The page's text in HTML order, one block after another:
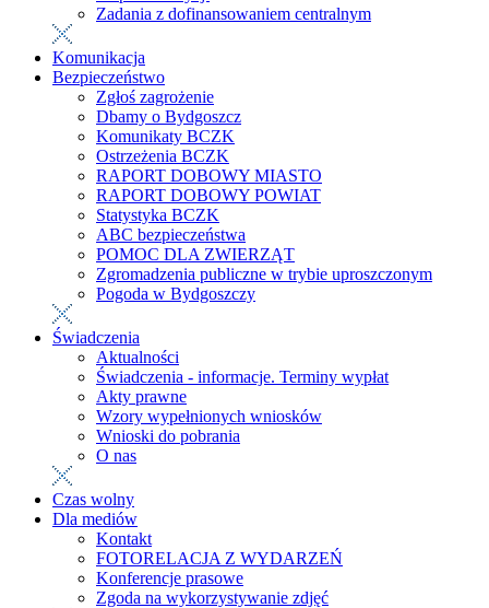
Zadania z dofinansowaniem centralnym
Komunikacja
Bezpieczeństwo
Zgłoś zagrożenie
Dbamy o Bydgoszcz
Komunikaty BCZK
Ostrzeżenia BCZK
RAPORT DOBOWY MIASTO
RAPORT DOBOWY POWIAT
Statystyka BCZK
ABC bezpieczeństwa
POMOC DLA ZWIERZĄT
Zgromadzenia publiczne w trybie uproszczonym
Pogoda w Bydgoszczy
Świadczenia
Aktualności
Świadczenia - informacje. Terminy wypłat
Akty prawne
Wzory wypełnionych wniosków
Wnioski do pobrania
O nas
Czas wolny
Dla mediów
Kontakt
FOTORELACJA Z WYDARZEŃ
Konferencje prasowe
Zgoda na wykorzystywanie zdjęć